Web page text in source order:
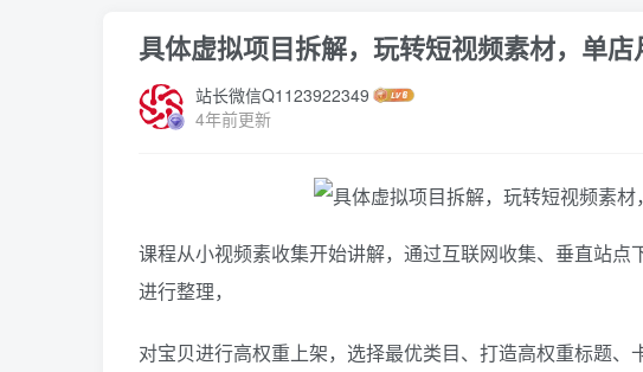
具体虚拟项目拆解，玩转短视频素材，单店
站长微信Q1123922349
4年前更新
课程从小视频素收集开始讲解，通过互联网收集、垂直站
进行整理，
对宝贝进行高权重上架，选择最优类目、打造高权重标题